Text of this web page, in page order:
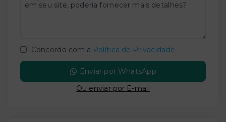
Concordo com a Política de Privacidade
Enviar por WhatsApp
Ou enviar por E-mail